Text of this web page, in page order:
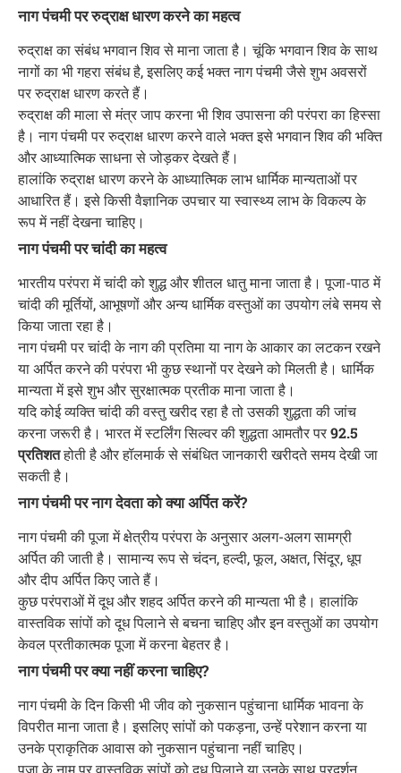
नाग पंचमी पर रुद्राक्ष धारण करने का महत्व
रुद्राक्ष का संबंध भगवान शिव से माना जाता है। चूंकि भगवान शिव के साथ
नागों का भी गहरा संबंध है, इसलिए कई भक्त नाग पंचमी जैसे शुभ अवसरों
पर रुद्राक्ष धारण करते हैं।
रुद्राक्ष की माला से मंत्र जाप करना भी शिव उपासना की परंपरा का हिस्सा
है। नाग पंचमी पर रुद्राक्ष धारण करने वाले भक्त इसे भगवान शिव की भक्ति
और आध्यात्मिक साधना से जोड़कर देखते हैं।
हालांकि रुद्राक्ष धारण करने के आध्यात्मिक लाभ धार्मिक मान्यताओं पर
आधारित हैं। इसे किसी वैज्ञानिक उपचार या स्वास्थ्य लाभ के विकल्प के
रूप में नहीं देखना चाहिए।
नाग पंचमी पर चांदी का महत्व
भारतीय परंपरा में चांदी को शुद्ध और शीतल धातु माना जाता है। पूजा-पाठ में
चांदी की मूर्तियों, आभूषणों और अन्य धार्मिक वस्तुओं का उपयोग लंबे समय से
किया जाता रहा है।
नाग पंचमी पर चांदी के नाग की प्रतिमा या नाग के आकार का लटकन रखने
या अर्पित करने की परंपरा भी कुछ स्थानों पर देखने को मिलती है। धार्मिक
मान्यता में इसे शुभ और सुरक्षात्मक प्रतीक माना जाता है।
यदि कोई व्यक्ति चांदी की वस्तु खरीद रहा है तो उसकी शुद्धता की जांच
करना जरूरी है। भारत में स्टर्लिंग सिल्वर की शुद्धता आमतौर पर92.5
प्रतिशतहोती है और हॉलमार्क से संबंधित जानकारी खरीदते समय देखी जा
सकती है।
नाग पंचमी पर नाग देवता को क्या अर्पित करें?
नाग पंचमी की पूजा में क्षेत्रीय परंपरा के अनुसार अलग-अलग सामग्री
अर्पित की जाती है। सामान्य रूप से चंदन, हल्दी, फूल, अक्षत, सिंदूर, धूप
और दीप अर्पित किए जाते हैं।
कुछ परंपराओं में दूध और शहद अर्पित करने की मान्यता भी है। हालांकि
वास्तविक सांपों को दूध पिलाने से बचना चाहिए और इन वस्तुओं का उपयोग
केवल प्रतीकात्मक पूजा में करना बेहतर है।
नाग पंचमी पर क्या नहीं करना चाहिए?
नाग पंचमी के दिन किसी भी जीव को नुकसान पहुंचाना धार्मिक भावना के
विपरीत माना जाता है। इसलिए सांपों को पकड़ना, उन्हें परेशान करना या
उनके प्राकृतिक आवास को नुकसान पहुंचाना नहीं चाहिए।